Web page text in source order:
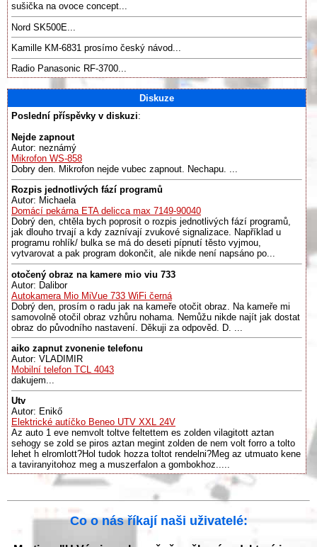
sušička na ovoce concept...
Nord SK500E...
Kamille KM-6831 prosímo český návod...
Radio Panasonic RF-3700...
Diskuze
Poslední příspěvky v diskuzi:
Nejde zapnout
Autor: neznámý
Mikrofon WS-858
Dobry den. Mikrofon nejde vubec zapnout. Nechapu. ...
Rozpis jednotlivých fází programů
Autor: Michaela
Domácí pekárna ETA delicca max 7149-90040
Dobrý den, chtěla bych poprosit o rozpis jednotlivých fází programů,
jak dlouho trvají a kdy zaznívají zvukové signalizace. Například u
programu rohlík/ bulka se má do deseti pípnutí těsto vyjmou,
vytvarovat a pak program dokončit, ale nikde není napsáno po...
otočený obraz na kamere mio viu 733
Autor: Dalibor
Autokamera Mio MiVue 733 WiFi černá
Dobrý den, prosím o radu jak na kameře otočit obraz. Na kameře mi
samovolně otočil obraz vzhůru nohama. Nemůžu nikde najít jak dostat
obraz do původního nastavení. Děkuji za odpověd. D. ...
aiko zapnut zvonenie telefonu
Autor: VLADIMIR
Mobilní telefon TCL 4043
dakujem...
Utv
Autor: Enikő
Elektrické autíčko Beneo UTV XXL 24V
Az auto 1 eve nemvolt toltve feltettem es zolden vilagitott aztan
sehogy se zold se piros aztan megint zolden de nem volt forro a tolto
lehet h elromlott?Hol tudok hozza toltot rendelni?Meg az utmuato kene
a taviranyitohoz meg a muszerfalon a gombokhoz.....
Co o nás říkají naši uživatelé: